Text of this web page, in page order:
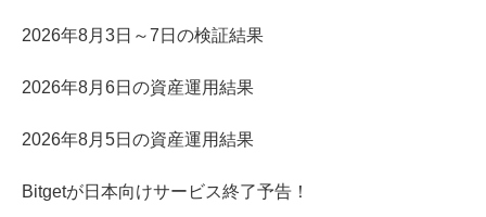
2026年8月3日～7日の検証結果
2026年8月6日の資産運用結果
2026年8月5日の資産運用結果
Bitgetが日本向けサービス終了予告！